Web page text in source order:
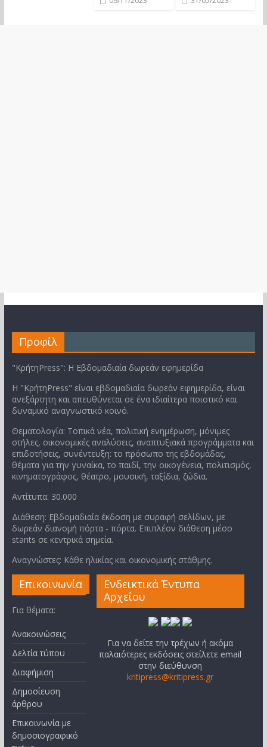
Προφίλ
"ΚρήτηPress": Η Εβδομαδιαία δωρεάν εφημερίδα
Η "ΚρήτηPress" είναι εβδομαδιαία δωρεάν εφημερίδα, είναι
ανεξάρτητη και απευθύνεται σε ένα ιδιαίτερα ποιοτικό και
δυναμικό αναγνωστικό κοινό.
Θεματολογία: Τοπικά νέα, πολιτική ενημέρωση, μόνιμες
στήλες, οικονομικές αναλύσεις, αναπτυξιακά προγράμματα και
επιδοτήσεις, συνέντευξη: το πρόσωπο της εβδομάδας,
θέματα για την γυναίκα, το παιδί, την οικογένεια, πολιτισμός,
κινηματογράφος, θέατρο, μουσική, ταξίδια, ζώδια.
Αντίτυπα: 30.000
Διάθεση: Εβδομαδιαία έκδοση με συραφή σελίδων, με
δωρεάν διανομή πόρτα - πόρτα. Επιπλέον διάθεση μέσο
stants σε κεντρικά σημεία.
Αναγνώστες: Κάθε ηλικίας και οικονομικής στάθμης.
Επικοινωνία
Για θέματα:
Ανακοινώσεις
Δελτία τύπου
Διαφήμιση
Δημοσίευση
άρθρου
Επικοινωνία με
δημοσιογραφικό
Ενδεικτικά Έντυπα
Αρχείου
Για να δείτε την τρέχων ή ακόμα
παλαιότερες εκδόσεις στείλετε email
στην διεύθυνση
kritipress@kritipress.gr